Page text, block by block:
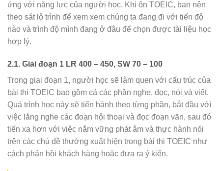
ứng với năng lực của người học. Khi ôn TOEIC, bạn nên
theo sát lộ trình để xem xem chúng ta đang đi với tiến độ
nào và trình độ mình đang ở đâu để chọn được tài liệu học
hợp lý.
2.1. Giai đoạn 1 LR 400 – 450, SW 70 – 100
Trong giai đoạn 1, người học sẽ làm quen với cấu trúc của
bài thi TOEIC bao gồm cả các phần nghe, đọc, nói và viết.
Quá trình học này sẽ tiến hành theo từng phần, bắt đầu với
việc lắng nghe các đoạn hội thoại và đọc đoạn văn, sau đó
tiến xa hơn với việc nắm vững phát âm và thực hành nói
trên các chủ đề thường xuất hiện trong bài thi TOEIC như
cách phản hồi khách hàng hoặc đưa ra ý kiến.